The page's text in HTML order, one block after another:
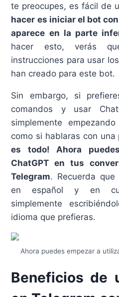
te preocupes, es fácil de
hacer es iniciar el bot
aparece en la parte
hacer esto, verás
instrucciones para usar
han creado para este bot.
Sin embargo, si
comandos y usar
simplemente
como si hablaras con una
es todo! Ahora
ChatGPT en tus
Telegram. Recuerda que
en español y en
simplemente
idioma que prefieras.
Ahora puedes empezar a
Beneficios de